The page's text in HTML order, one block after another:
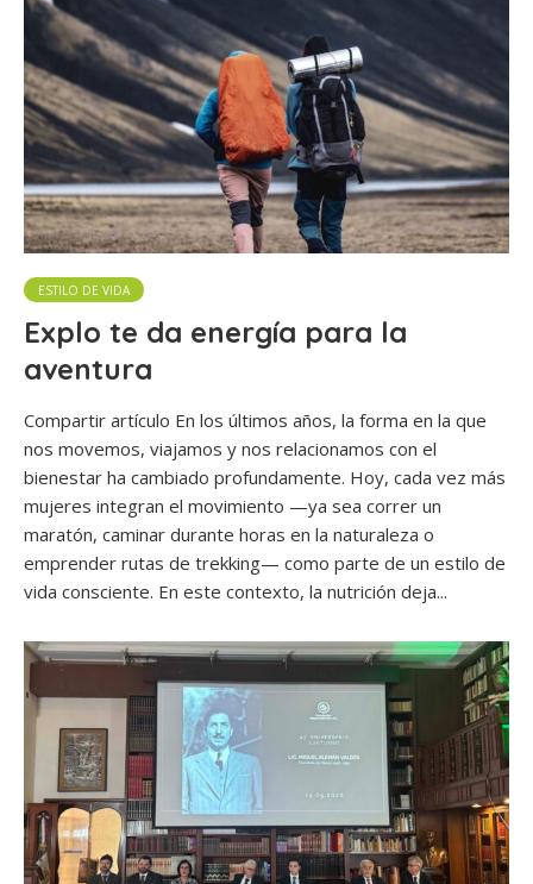
ESTILO DE VIDA
Explo te da energía para la
aventura
Compartir artículo En los últimos años, la forma en la que
nos movemos, viajamos y nos relacionamos con el
bienestar ha cambiado profundamente. Hoy, cada vez más
mujeres integran el movimiento —ya sea correr un
maratón, caminar durante horas en la naturaleza o
emprender rutas de trekking— como parte de un estilo de
vida consciente. En este contexto, la nutrición deja...